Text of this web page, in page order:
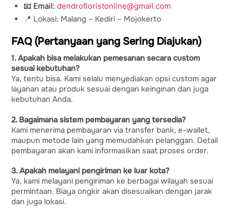
📧 Email:dendrofloristonline@gmail.com
📍 Lokasi: Malang – Kediri – Mojokerto
FAQ (Pertanyaan yang Sering Diajukan)
1. Apakah bisa melakukan pemesanan secara custom
sesuai kebutuhan?
Ya, tentu bisa. Kami selalu menyediakan opsi custom agar
layanan atau produk sesuai dengan keinginan dan juga
kebutuhan Anda.
2. Bagaimana sistem pembayaran yang tersedia?
Kami menerima pembayaran via transfer bank, e-wallet,
maupun metode lain yang memudahkan pelanggan. Detail
pembayaran akan kami informasikan saat proses order.
3. Apakah melayani pengiriman ke luar kota?
Ya, kami melayani pengiriman ke berbagai wilayah sesuai
permintaan. Biaya ongkir akan disesuaikan dengan jarak
dan juga lokasi.